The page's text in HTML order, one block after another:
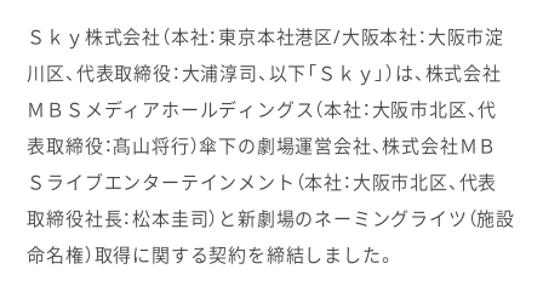
Ｓｋｙ株式会社（本社：東京本社港区/大阪本社：大阪市淀
川区、代表取締役：大浦淳司、以下「Ｓｋｙ」）は、株式会社
ＭＢＳメディアホールディングス（本社：大阪市北区、代
表取締役：髙山将行）傘下の劇場運営会社、株式会社ＭＢ
Ｓライブエンターテインメント（本社：大阪市北区、代表
取締役社長：松本圭司）と新劇場のネーミングライツ（施設
命名権）取得に関する契約を締結しました。